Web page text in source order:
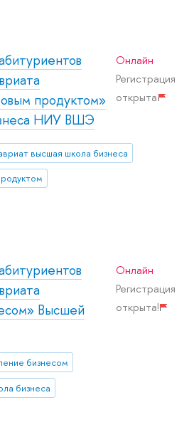
Онлайн
Регистрация
открыта
продуктом»
НИУ ВШЭ
высшая школа бизнеса
Онлайн
Регистрация
открыта!
Высшей
бизнесом
бизнеса